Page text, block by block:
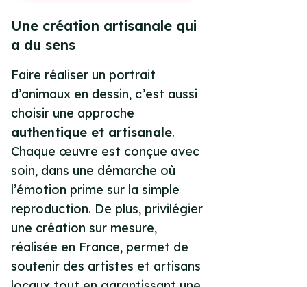
Une création artisanale qui
a du sens
Faire réaliser un portrait
d’animaux en dessin, c’est aussi
choisir une approche
authentique et artisanale.
Chaque œuvre est conçue avec
soin, dans une démarche où
l’émotion prime sur la simple
reproduction. De plus, privilégier
une création sur mesure,
réalisée en France, permet de
soutenir des artistes et artisans